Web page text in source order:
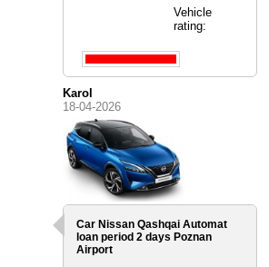
Vehicle
rating:
Karol
18-04-2026
Car Nissan Qashqai Automat
loan period 2 days Poznan
Airport